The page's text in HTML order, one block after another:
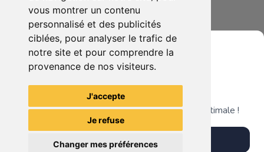
vous montrer un contenu
personnalisé et des publicités
ciblées, pour analyser le trafic de
notre site et pour comprendre la
provenance de nos visiteurs.
J'accepte
Je refuse
Changer mes préférences
Figurine ghostbuster
Voir tous les articles du vendeur
Grenier du Geek
Télécharge notre app pour une expérience optimale !
Télécharger l'app